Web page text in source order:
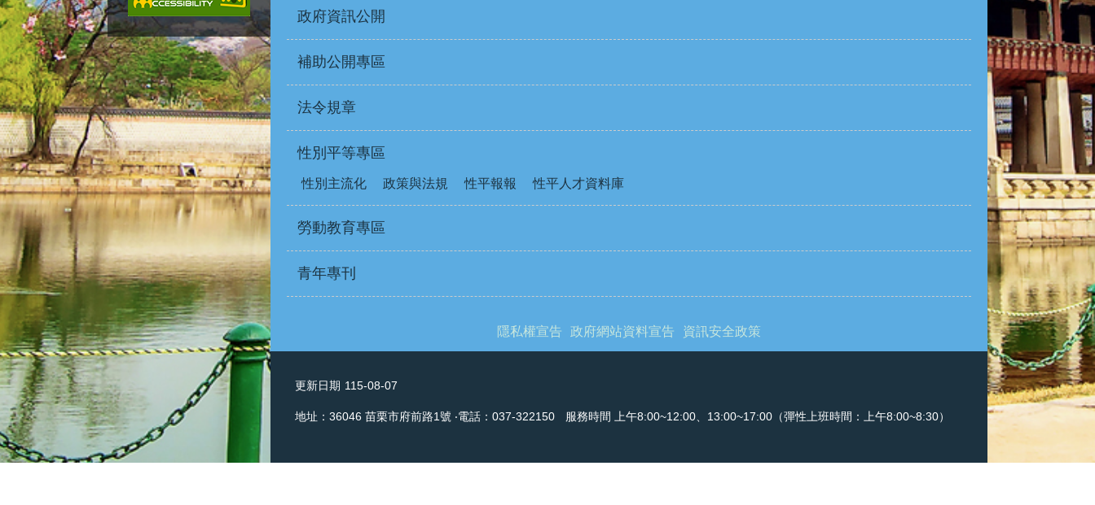
政府資訊公開
補助公開專區
法令規章
性別平等專區
性別主流化 政策與法規 性平報報 性平人才資料庫
勞動教育專區
青年專刊
隱私權宣告 政府網站資料宣告 資訊安全政策
更新日期 115-08-07
地址：36046 苗栗市府前路1號 ‧電話：037-322150 服務時間 上午8:00~12:00、13:00~17:00（彈性上班時間：上午8:00~8:30）